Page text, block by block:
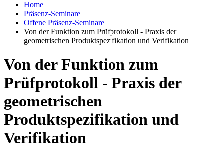
Home
Präsenz-Seminare
Offene Präsenz-Seminare
Von der Funktion zum Prüfprotokoll - Praxis der
geometrischen Produktspezifikation und Verifikation
Von der Funktion zum
Prüfprotokoll - Praxis der
geometrischen
Produktspezifikation und
Verifikation